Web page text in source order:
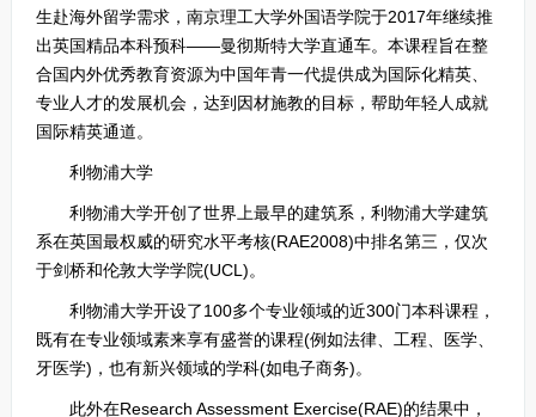
生赴海外留学需求，南京理工大学外国语学院于2017年继续推
出英国精品本科预科——曼彻斯特大学直通车。本课程旨在整
合国内外优秀教育资源为中国年青一代提供成为国际化精英、
专业人才的发展机会，达到因材施教的目标，帮助年轻人成就
国际精英通道。
利物浦大学
利物浦大学开创了世界上最早的建筑系，利物浦大学建筑
系在英国最权威的研究水平考核(RAE2008)中排名第三，仅次
于剑桥和伦敦大学学院(UCL)。
利物浦大学开设了100多个专业领域的近300门本科课程，
既有在专业领域素来享有盛誉的课程(例如法律、工程、医学、
牙医学)，也有新兴领域的学科(如电子商务)。
此外在Research Assessment Exercise(RAE)的结果中，